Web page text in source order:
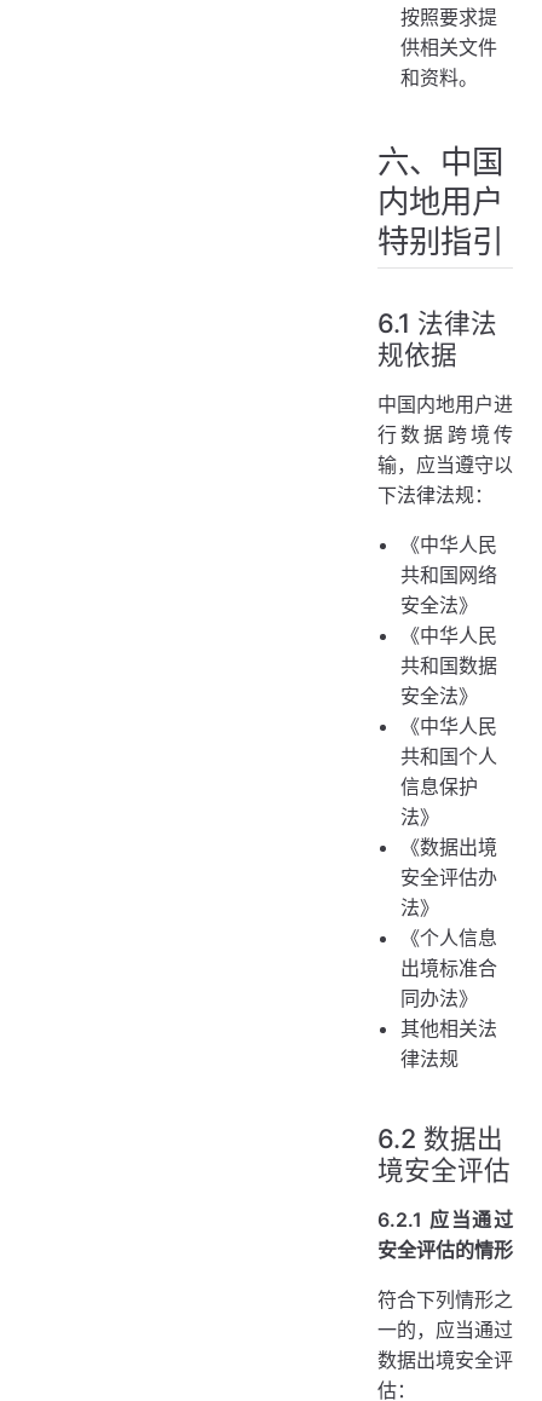
按照要求提
供相关文件
和资料。
六、中国
内地用户
特别指引
6.1 法律法
规依据
中国内地用户进
行数据跨境传
输，应当遵守以
下法律法规：
《中华人民
共和国网络
安全法》
《中华人民
共和国数据
安全法》
《中华人民
共和国个人
信息保护
法》
《数据出境
安全评估办
法》
《个人信息
出境标准合
同办法》
其他相关法
律法规
6.2 数据出
境安全评估
6.2.1 应当通过
安全评估的情形
符合下列情形之
一的，应当通过
数据出境安全评
估：